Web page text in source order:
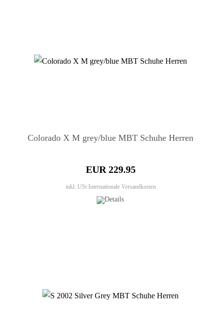
Colorado X M grey/blue MBT Schuhe Herren
EUR 229.95
inkl. USt Internationale Versandkosten